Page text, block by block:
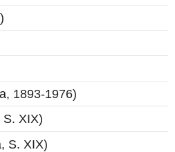
1893-1976)
S. XIX)
S. XIX)